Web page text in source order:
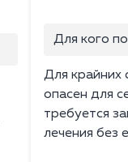
Для кого
Для крайних
опасен для
требуется
лечения без